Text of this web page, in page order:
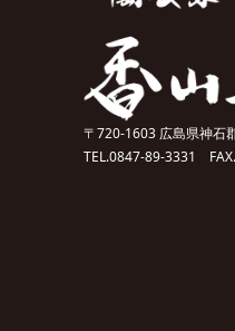
〒720-1603 広島県神石
TEL.0847-89-3331